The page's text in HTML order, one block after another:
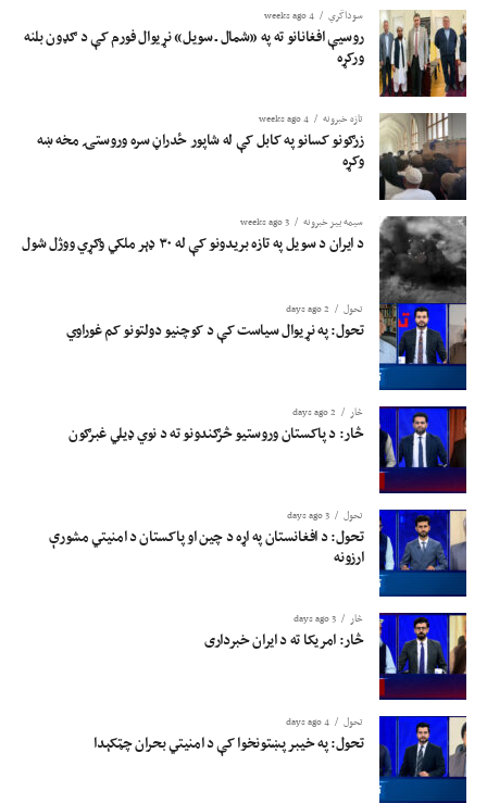
سوداگري 4 weeks ago
روسیې افغانانو ته په «شمال ـ سویل» نړیوال فورم کې د ګډون بلنه
ورکړه
تازه خبرونه 4 weeks ago
زرګونو کسانو په کابل کې له شاپور ځدراڼ سره وروستۍ مخه ښه
وکړه
سیمه ییز خبرونه 3 weeks ago
د ایران د سویل په تازه بریدونو کې له ۳۰ ډېر ملکي وګړي ووژل شول
تحول 2 days ago
تحول: په نړیوال سیاست کې د کوچنیو دولتونو کم غوراوي
څار 2 days ago
څار: د پاکستان وروستیو څرګندونو ته د نوي ډیلي غبرګون
تحول 3 days ago
تحول: د افغانستان په اړه د چین او پاکستان د امنیتي مشورې
ارزونه
څار 3 days ago
څار: امریکا ته د ایران خبرداری
تحول 4 days ago
تحول: په خیبر پښتونخوا کې د امنیتي بحران چټکېدا